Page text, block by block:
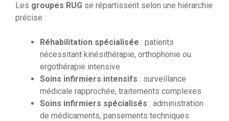
Les groupes RUG se répartissent selon une hiérarchie
précise :
Réhabilitation spécialisée : patients
nécessitant kinésithérapie, orthophonie ou
ergothérapie intensive
Soins infirmiers intensifs : surveillance
médicale rapprochée, traitements complexes
Soins infirmiers spécialisés : administration
de médicaments, pansements techniques